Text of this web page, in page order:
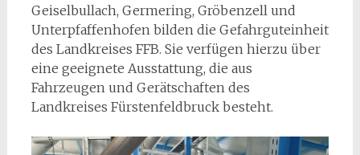
Geiselbullach, Germering, Gröbenzell und
Unterpfaffenhofen bilden die Gefahrguteinheit
des Landkreises FFB. Sie verfügen hierzu über
eine geeignete Ausstattung, die aus
Fahrzeugen und Gerätschaften des
Landkreises Fürstenfeldbruck besteht.